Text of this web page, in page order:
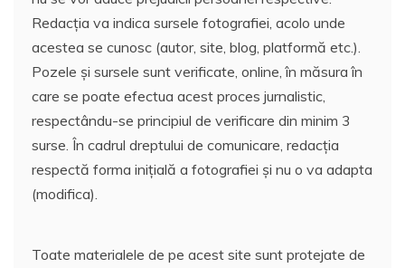
Redacția va indica sursele fotografiei, acolo unde
acestea se cunosc (autor, site, blog, platformă etc.).
Pozele și sursele sunt verificate, online, în măsura în
care se poate efectua acest proces jurnalistic,
respectându-se principiul de verificare din minim 3
surse. În cadrul dreptului de comunicare, redacția
respectă forma inițială a fotografiei și nu o va adapta
(modifica).
Toate materialele de pe acest site sunt protejate de